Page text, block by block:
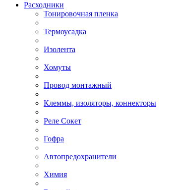
Расходники
Тонировочная пленка
Термоусадка
Изолента
Хомуты
Провод монтажный
Клеммы, изоляторы, коннекторы
Реле Сокет
Гофра
Автопредохранители
Химия